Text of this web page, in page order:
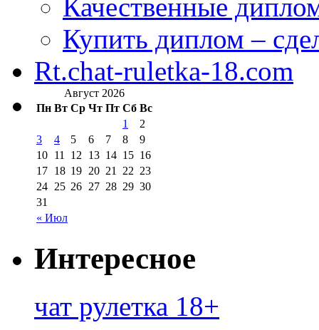
Качественные
Купить диплом –
Rt.chat-ruletka-18.com
Август 2026
Пн Вт Ср Чт Пт Сб Вс
« Июл
1
2
3
4 5 6 7 8
9
10 11 12 13 14 15 16
17 18 19 20 21 22 23
24 25 26 27 28 29 30
31
Интересное
чат рулетка 18+